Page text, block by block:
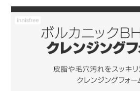
に低温になる場所には置かないでください。